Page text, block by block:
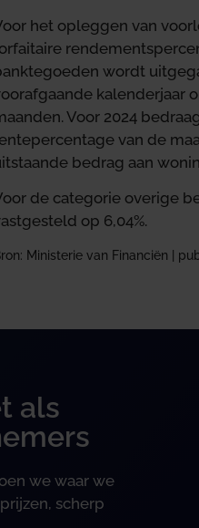
het opleggen van
wordt
kalenderjaar
Voor 2024
van de
bedrag aan
de categorie overige
op 6,04%.
Ministerie van Financiën |
als
we waar we
scherp